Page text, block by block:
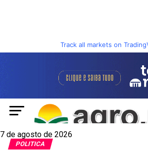
Track all markets on
7 de agosto de 2026
POLITICA